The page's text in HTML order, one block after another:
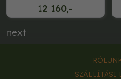
12 160,-
next
SZÁLLÍTÁSI